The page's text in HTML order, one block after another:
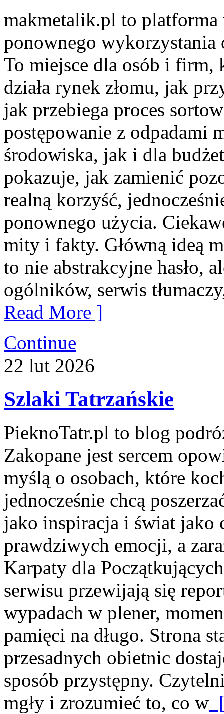
makmetalik.pl to
ponownego
To miejsce dla osób i firm,
działa rynek złomu, jak
jak przebiega proces
postępowanie z odpadami
środowiska, jak i dla
pokazuje, jak zamienić
realną korzyść,
ponownego użycia.
mity i fakty. Główną ideą
to nie abstrakcyjne hasło,
ogólników, serwis
Read More ]
Continue
22 lut 2026
Szlaki Tatrzańskie
PieknoTatr.pl to blog
Zakopane jest sercem
myślą o osobach, które
jednocześnie chcą
jako inspiracja i świat jako
prawdziwych emocji, a
Karpaty dla
serwisu przewijają się
wypadach w plener,
pamięci na długo. Strona
przesadnych obietnic
sposób przystępny.
mgły i zrozumieć to, co w